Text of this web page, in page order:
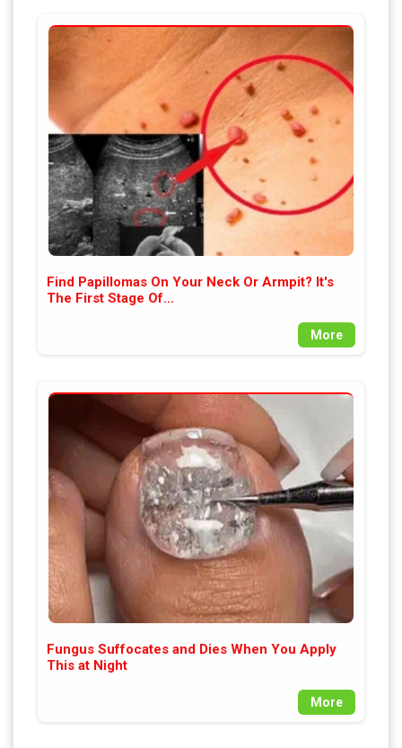
Find Papillomas On Your Neck Or Armpit? It's
The First Stage Of...
More
Fungus Suffocates and Dies When You Apply
This at Night
More